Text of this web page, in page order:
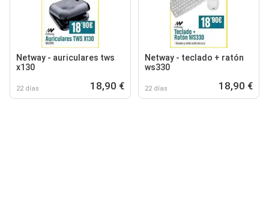
Netway - auriculares tws
x130
22 días 18,90 €
Netway - teclado + ratón
ws330
22 días 18,90 €